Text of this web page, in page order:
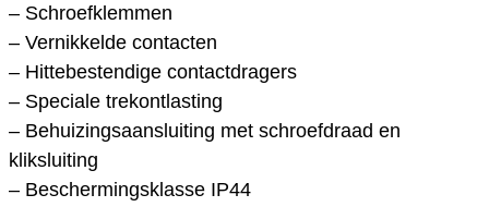
– Schroefklemmen
– Vernikkelde contacten
– Hittebestendige contactdragers
– Speciale trekontlasting
– Behuizingsaansluiting met schroefdraad en
kliksluiting
– Beschermingsklasse IP44